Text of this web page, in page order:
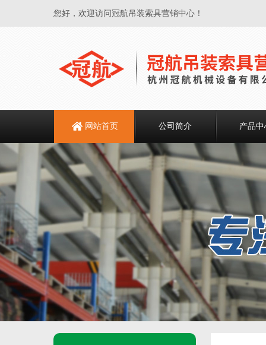
您好，欢迎访问冠航吊装索具营销中心！
网站首页 公司简介 产品中